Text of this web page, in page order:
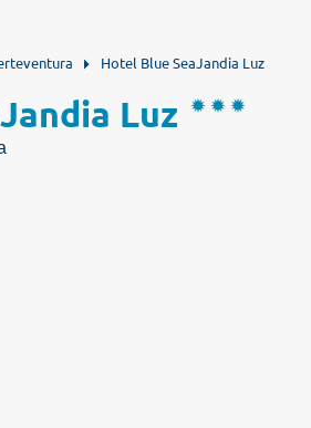
Hotel Blue SeaJandia Luz
Luz